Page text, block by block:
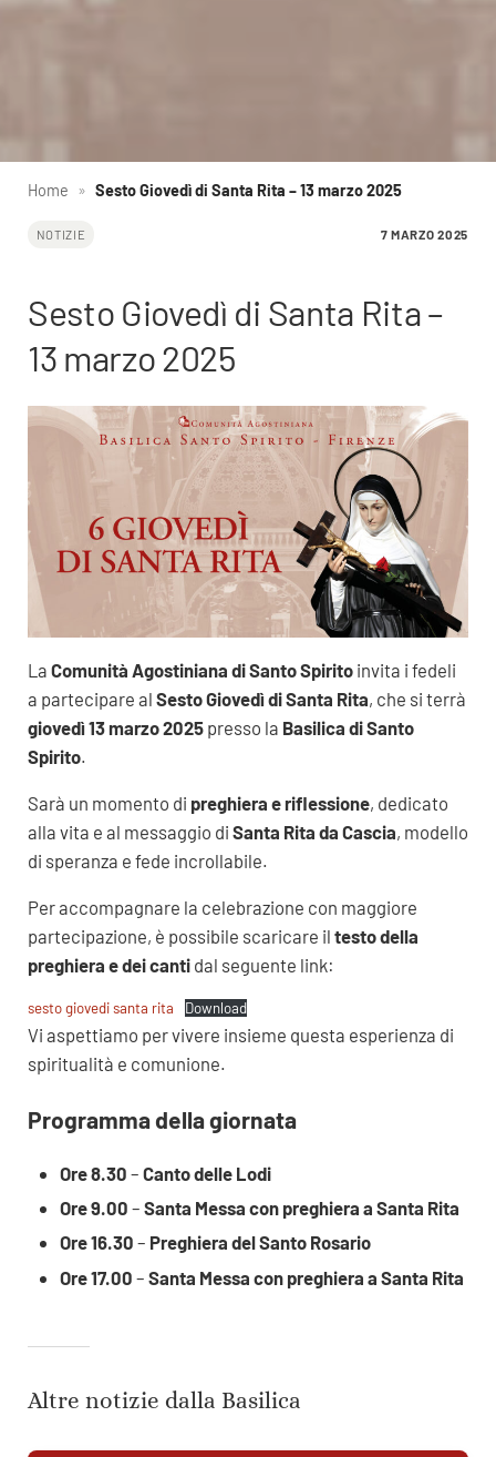
Home » Sesto Giovedì di Santa Rita – 13 marzo 2025
NOTIZIE 7 MARZO 2025
Sesto Giovedì di Santa Rita –
13 marzo 2025
La Comunità Agostiniana di Santo Spiritoinvita i fedeli
a partecipare al Sesto Giovedì di Santa Rita, che si terrà
giovedì 13 marzo 2025presso la Basilica di Santo
Spirito.
Sarà un momento di preghiera e riflessione, dedicato
alla vita e al messaggio di Santa Rita da Cascia, modello
di speranza e fede incrollabile.
Per accompagnare la celebrazione con maggiore
partecipazione, è possibile scaricare il testo della
preghiera e dei cantidal seguente link:
sesto giovedi santa rita Download
Vi aspettiamo per vivere insieme questa esperienza di
spiritualità e comunione.
Programma della giornata
Ore 8.30 –Canto delle Lodi
Ore 9.00 –Santa Messa con preghiera a Santa Rita
Ore 16.30 – Preghiera del Santo Rosario
Ore 17.00 –Santa Messa con preghiera a Santa Rita
Altre notizie dalla Basilica